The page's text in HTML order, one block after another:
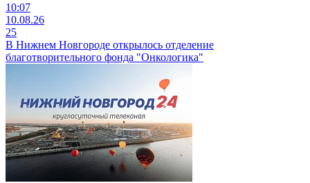
10:07
10.08.26
25
В Нижнем Новгороде открылось отделение
благотворительного фонда "Онкологика"